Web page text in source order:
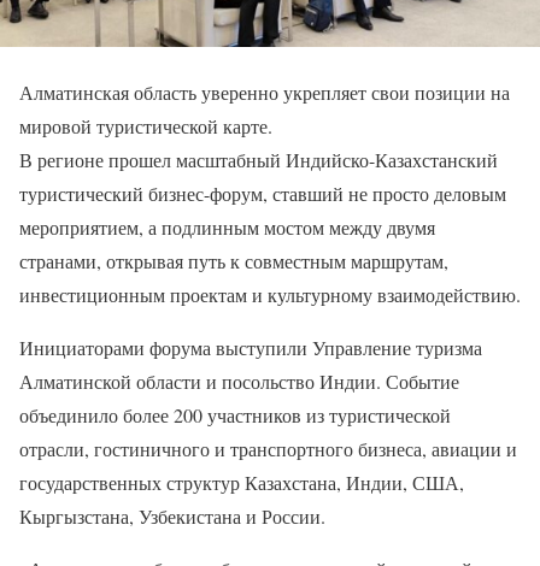
Алматинская область уверенно укрепляет свои позиции на
мировой туристической карте.
В регионе прошел масштабный Индийско-Казахстанский
туристический бизнес-форум, ставший не просто деловым
мероприятием, а подлинным мостом между двумя
странами, открывая путь к совместным маршрутам,
инвестиционным проектам и культурному взаимодействию.
Инициаторами форума выступили Управление туризма
Алматинской области и посольство Индии. Событие
объединило более 200 участников из туристической
отрасли, гостиничного и транспортного бизнеса, авиации и
государственных структур Казахстана, Индии, США,
Кыргызстана, Узбекистана и России.